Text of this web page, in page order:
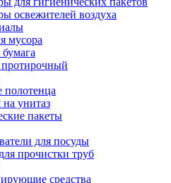
освежителей воздуха
мусора
унитаз
пакеты
для посуды
прочистки труб
средства